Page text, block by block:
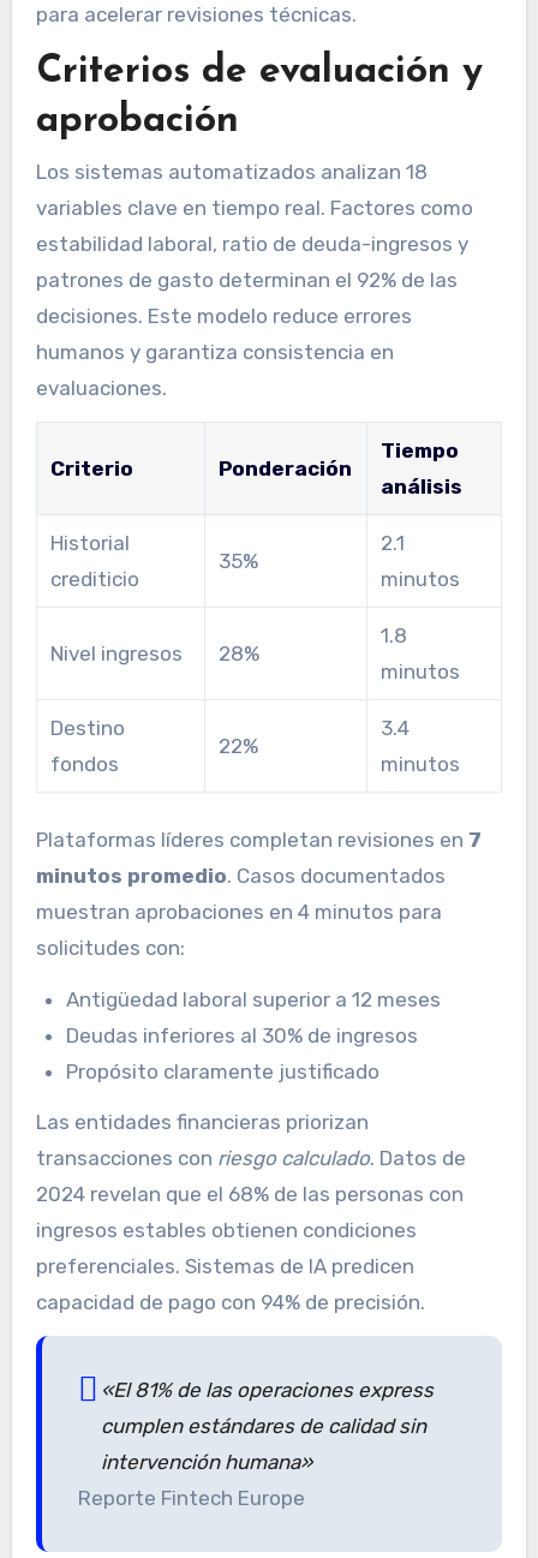
para acelerar revisiones técnicas.
Criterios de evaluación y
aprobación
Los sistemas automatizados analizan 18
variables clave en tiempo real. Factores como
estabilidad laboral, ratio de deuda-ingresos y
patrones de gasto determinan el 92% de las
decisiones. Este modelo reduce errores
humanos y garantiza consistencia en
evaluaciones.
Criterio Ponderación
Tiempo
análisis
Historial
crediticio
35%
2.1
minutos
Nivel ingresos 28%
1.8
minutos
Destino
fondos
22%
3.4
minutos
Plataformas líderes completan revisiones en 7
minutos promedio. Casos documentados
muestran aprobaciones en 4 minutos para
solicitudes con:
Antigüedad laboral superior a 12 meses
Deudas inferiores al 30% de ingresos
Propósito claramente justificado
Las entidades financieras priorizan
transacciones con riesgo calculado. Datos de
2024 revelan que el 68% de las personas con
ingresos estables obtienen condiciones
preferenciales. Sistemas de IA predicen
capacidad de pago con 94% de precisión.
«El 81% de las operaciones express
cumplen estándares de calidad sin
intervención humana»
Reporte Fintech Europe